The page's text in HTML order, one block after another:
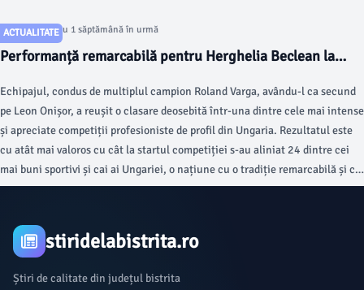
ACTUALITATE
Articol postat cu 1 săptămână în urmă
Performanță remarcabilă pentru Herghelia Beclean la
Echipajul, condus de multiplul campion Roland Varga, avându-l ca secund
pe Leon Onișor, a reușit o clasare deosebită într-una dintre cele mai intense
și apreciate competiții profesioniste de profil din Ungaria. Rezultatul este
cu atât mai valoros cu cât la startul competiției s-au aliniat 24 dintre cei
mai buni sportivi și cai ai Ungariei, o națiune cu o tradiție remarcabilă și cu
rezultate de excepție la nivel mondial în disciplina complexă a sportului de
stiridelabistrita.ro
Știri de calitate din județul bistrita